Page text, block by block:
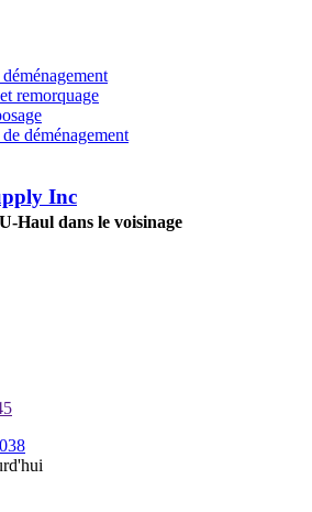
remorquage
déménagement
Inc
Haul dans le voisinage